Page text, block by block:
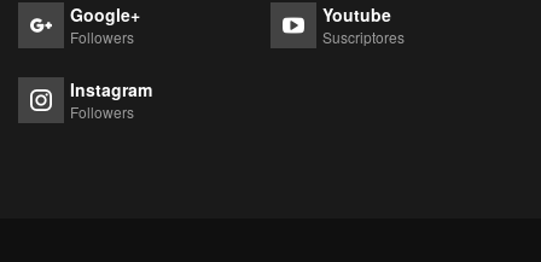
Google+
Followers
Youtube
Suscriptores
Instagram
Followers